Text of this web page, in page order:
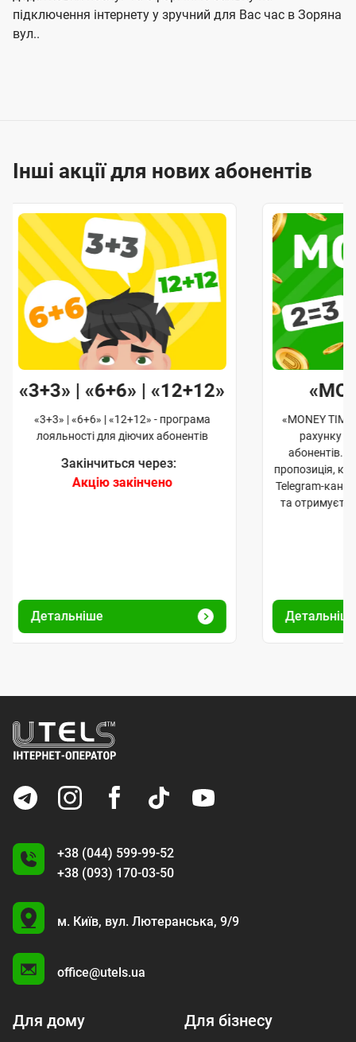
підключення інтернету у зручний для Вас час в Зоряна
вул..
Інші акції для нових абонентів
«3+3» | «6+6» | «12+12»
«3+3» | «6+6» | «12+12» - програма
лояльності для діючих абонентів
Закінчиться через:
Акцію закінчено
Детальніше
«MONEY
рахунку
абонентів.
пропозиція,
Telegram-
та
+38 (044) 599-99-52
+38 (093) 170-03-50
U
м. Київ, вул. Лютеранська, 9/9
office@utels.ua
Для дому Для бізнесу